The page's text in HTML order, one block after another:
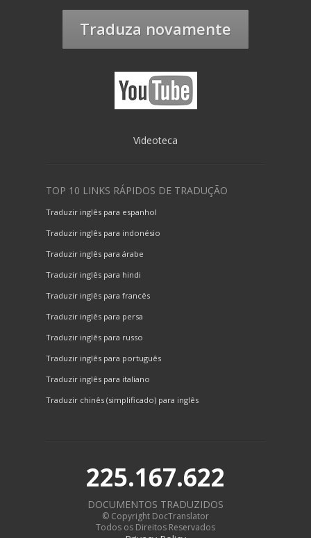
Traduza novamente
Videoteca
TOP 10 LINKS RÁPIDOS DE TRADUÇÃO
Traduzir inglês para espanhol
Traduzir inglês para indonésio
Traduzir inglês para árabe
Traduzir inglês para hindi
Traduzir inglês para francês
Traduzir inglês para persa
Traduzir inglês para russo
Traduzir inglês para português
Traduzir inglês para italiano
Traduzir chinês (simplificado) para inglês
225.167.622
DOCUMENTOS TRADUZIDOS
© Copyright DocTranslator
Todos os Direitos Reservados